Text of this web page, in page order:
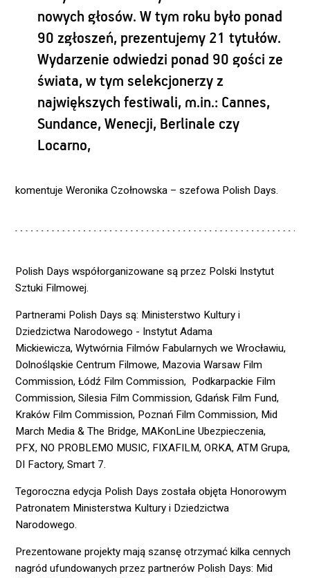
nowych głosów. W tym roku było ponad
90 zgłoszeń, prezentujemy 21 tytułów.
Wydarzenie odwiedzi ponad 90 gości ze
świata, w tym selekcjonerzy z
największych festiwali, m.in.: Cannes,
Sundance, Wenecji, Berlinale czy
Locarno,
komentuje Weronika Czołnowska – szefowa Polish Days.
Polish Days współorganizowane są przez Polski Instytut
Sztuki Filmowej.
Partnerami Polish Days są: Ministerstwo Kultury i
Dziedzictwa Narodowego - Instytut Adama
Mickiewicza,Wytwórnia Filmów Fabularnych we Wrocławiu,
Dolnośląskie Centrum Filmowe, Mazovia Warsaw Film
Commission,Łódź Film Commission, Podkarpackie Film
Commission,Silesia Film Commission,Gdańsk Film Fund,
Kraków Film Commission, Poznań Film Commission, Mid
March Media & The Bridge, MAKonLine Ubezpieczenia,
PFX, NO PROBLEMO MUSIC, FIXAFILM,ORKA,ATM Grupa,
DI Factory,Smart 7.
Tegoroczna edycja Polish Days została objęta Honorowym
Patronatem Ministerstwa Kultury i Dziedzictwa
Narodowego.
Prezentowane projekty mają szansę otrzymać kilka cennych
nagród ufundowanych przez partnerów Polish Days: Mid